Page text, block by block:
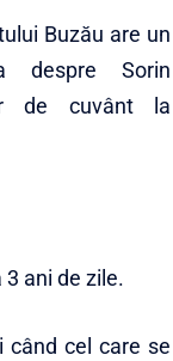
Buzău are un
despre Sorin
de cuvânt la
ani de zile.
când cel care se